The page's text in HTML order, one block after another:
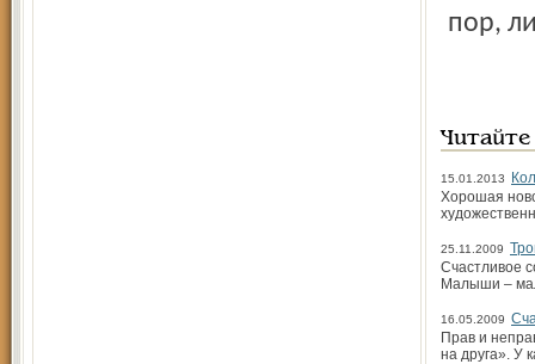
пор,
15.01.2013
Хорошая
25.11.2009
Счастливое
Малыши –
16.05.2009
Прав и
на друга». У